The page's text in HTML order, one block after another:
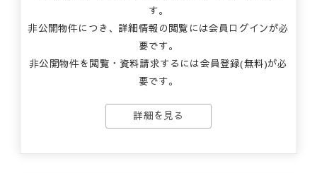
す。
非公開物件につき、詳細情報の閲覧には会員ログインが必
要です。
非公開物件を閲覧・資料請求するには会員登録(無料)が必
要です。
詳細を見る